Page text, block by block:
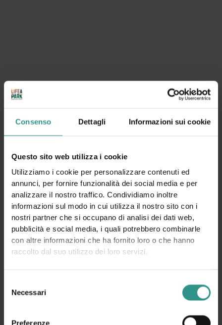
Consenso Dettagli Informazioni sui cookie
Questo sito web utilizza i cookie
Utilizziamo i cookie per personalizzare contenuti ed
annunci, per fornire funzionalità dei social media e per
analizzare il nostro traffico. Condividiamo inoltre
informazioni sul modo in cui utilizza il nostro sito con i
nostri partner che si occupano di analisi dei dati web,
pubblicità e social media, i quali potrebbero combinarle
con altre informazioni che ha fornito loro o che hanno
raccolto dal suo utilizzo dei loro servizi.
delNecessari
Preferenze